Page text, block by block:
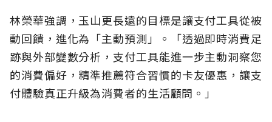
林榮華強調，玉山更長遠的目標是讓支付工具從被
動回饋，進化為「主動預測」。「透過即時消費足
跡與外部變數分析，支付工具能進一步主動洞察您
的消費偏好，精準推薦符合習慣的卡友優惠，讓支
付體驗真正升級為消費者的生活顧問。」